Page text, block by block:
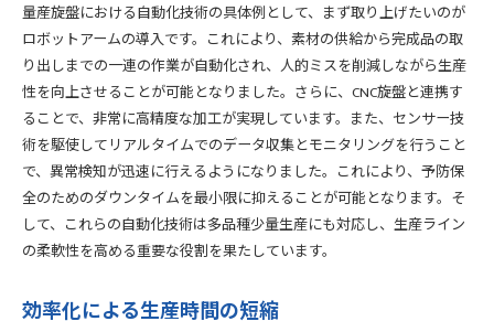
量産旋盤における自動化技術の具体例として、まず取り上げたいのが
ロボットアームの導入です。これにより、素材の供給から完成品の取
り出しまでの一連の作業が自動化され、人的ミスを削減しながら生産
性を向上させることが可能となりました。さらに、CNC旋盤と連携す
ることで、非常に高精度な加工が実現しています。また、センサー技
術を駆使してリアルタイムでのデータ収集とモニタリングを行うこと
で、異常検知が迅速に行えるようになりました。これにより、予防保
全のためのダウンタイムを最小限に抑えることが可能となります。そ
して、これらの自動化技術は多品種少量生産にも対応し、生産ライン
の柔軟性を高める重要な役割を果たしています。
効率化による生産時間の短縮